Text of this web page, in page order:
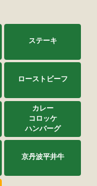
ステーキ
ローストビーフ
カレー
コロッケ
ハンバーグ
京丹波平井牛